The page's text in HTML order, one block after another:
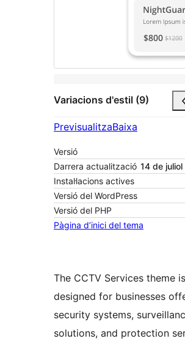
Variacions d'estil (9)
PrevisualitzaBaixa
Versió
Darrera actualització 14 de
Instal·lacions actives
Versió del WordPress
Versió del PHP
Pàgina d’inici del tema
The CCTV Services theme is
designed for businesses
security systems,
solutions, and protection